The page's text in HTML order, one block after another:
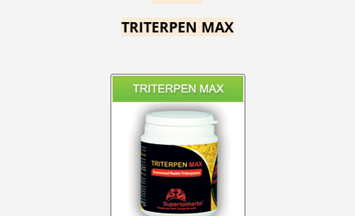
TRITERPEN MAX